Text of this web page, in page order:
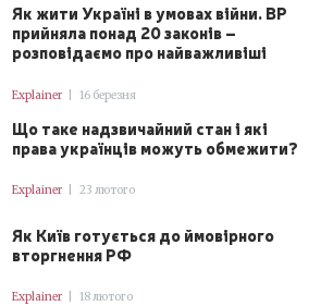
Як жити Україні в умовах війни. ВР
прийняла понад 20 законів –
розповідаємо про найважливіші
Explainer 16 березня
Що таке надзвичайний стан і які
права українців можуть обмежити?
Explainer 23 лютого
Як Київ готується до ймовірного
вторгнення РФ
Explainer 18 лютого